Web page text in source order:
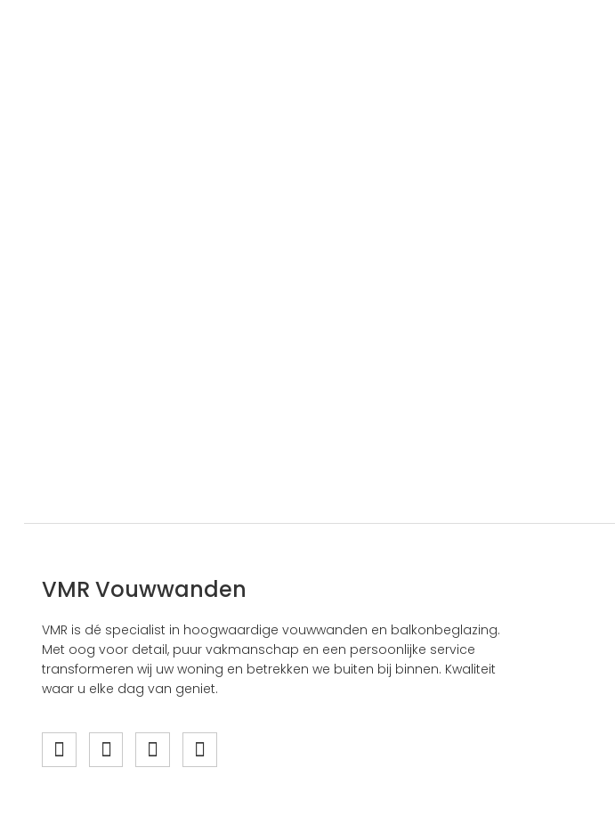
VMR Vouwwanden
VMR is dé specialist in hoogwaardige vouwwanden en balkonbeglazing.
Met oog voor detail, puur vakmanschap en een persoonlijke service
transformeren wij uw woning en betrekken we buiten bij binnen. Kwaliteit
waar u elke dag van geniet.